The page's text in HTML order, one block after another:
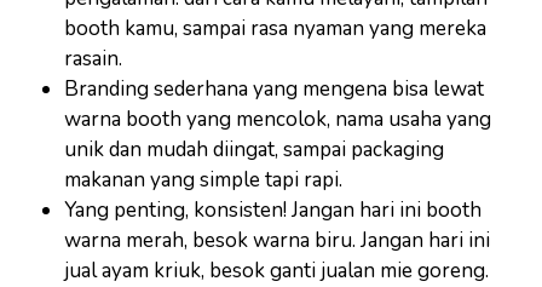
booth kamu, sampai rasa nyaman yang mereka
rasain.
Branding sederhana yang mengena bisa lewat
warna booth yang mencolok, nama usaha yang
unik dan mudah diingat, sampai packaging
makanan yang simple tapi rapi.
Yang penting, konsisten! Jangan hari ini booth
warna merah, besok warna biru. Jangan hari ini
jual ayam kriuk, besok ganti jualan mie goreng.